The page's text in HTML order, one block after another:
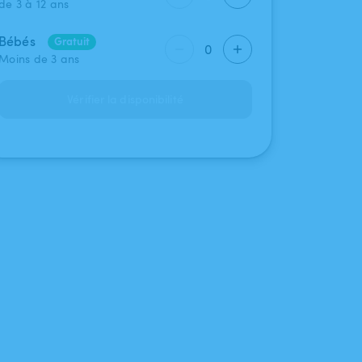
de 3 à 12 ans
Bébés
Gratuit
Moins de 3 ans
0